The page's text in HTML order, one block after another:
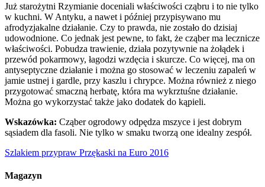
Już starożytni Rzymianie doceniali właściwości cząbru i to nie tylko
w kuchni. W Antyku, a nawet i później przypisywano mu
afrodyzjakalne działanie. Czy to prawda, nie zostało do dzisiaj
udowodnione. Co jednak jest pewne, to fakt, że cząber ma lecznicze
właściwości. Pobudza trawienie, działa pozytywnie na żołądek i
przewód pokarmowy, łagodzi wzdęcia i skurcze. Co więcej, ma on
antyseptyczne działanie i można go stosować w leczeniu zapaleń w
jamie ustnej i gardle, przy kaszlu i chrypce. Można również z niego
przygotować smaczną herbatę, która ma wykrztuśne działanie.
Można go wykorzystać także jako dodatek do kąpieli.
Wskazówka: Cząber ogrodowy odpędza mszyce i jest dobrym
sąsiadem dla fasoli. Nie tylko w smaku tworzą one idealny zespół.
Szlakiem przypraw Przękaski na Euro 2016
Magazyn